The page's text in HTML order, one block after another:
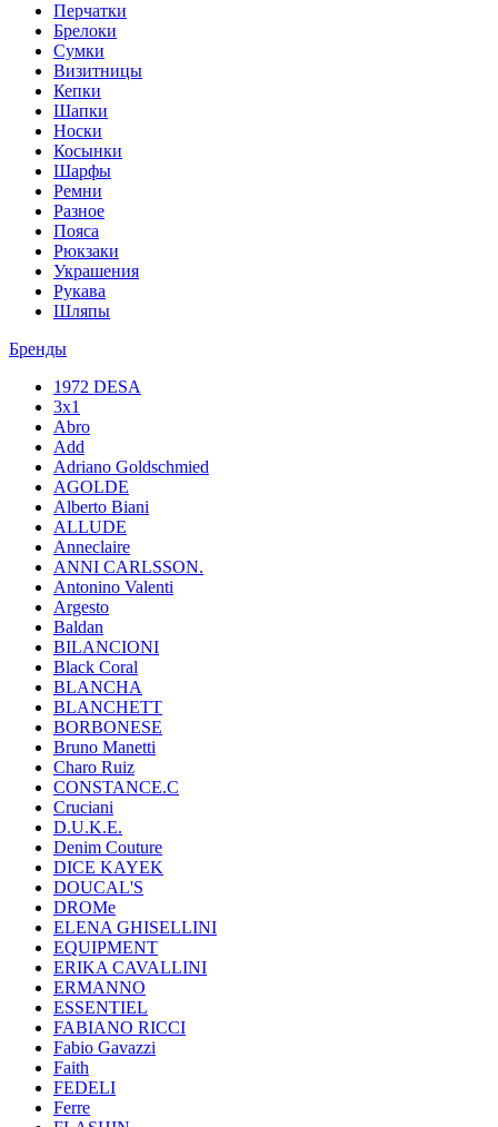
Перчатки
Брелоки
Сумки
Визитницы
Кепки
Шапки
Носки
Косынки
Шарфы
Ремни
Разное
Пояса
Рюкзаки
Украшения
Рукава
Шляпы
Бренды
1972 DESA
3x1
Abro
Add
Adriano Goldschmied
AGOLDE
Alberto Biani
ALLUDE
Anneclaire
ANNI CARLSSON.
Antonino Valenti
Argesto
Baldan
BILANCIONI
Black Coral
BLANCHA
BLANCHETT
BORBONESE
Bruno Manetti
Charo Ruiz
CONSTANCE.C
Cruciani
D.U.K.E.
Denim Couture
DICE KAYEK
DOUCAL'S
DROMe
ELENA GHISELLINI
EQUIPMENT
ERIKA CAVALLINI
ERMANNO
ESSENTIEL
FABIANO RICCI
Fabio Gavazzi
Faith
FEDELI
Ferre